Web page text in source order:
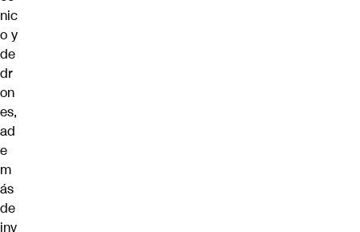
nic
o y
de
dr
on
es,
ad
e
m
ás
de
inv